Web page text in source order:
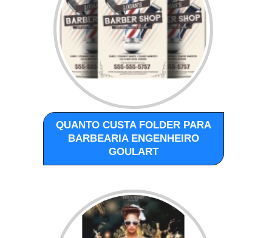
QUANTO CUSTA FOLDER PARA
BARBEARIA ENGENHEIRO
GOULART